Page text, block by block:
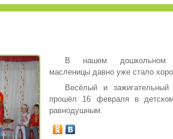
В нашем дошкольном
масленицы давно уже стало
Весёлый и
прошёл 16 февраля в
равнодушным.